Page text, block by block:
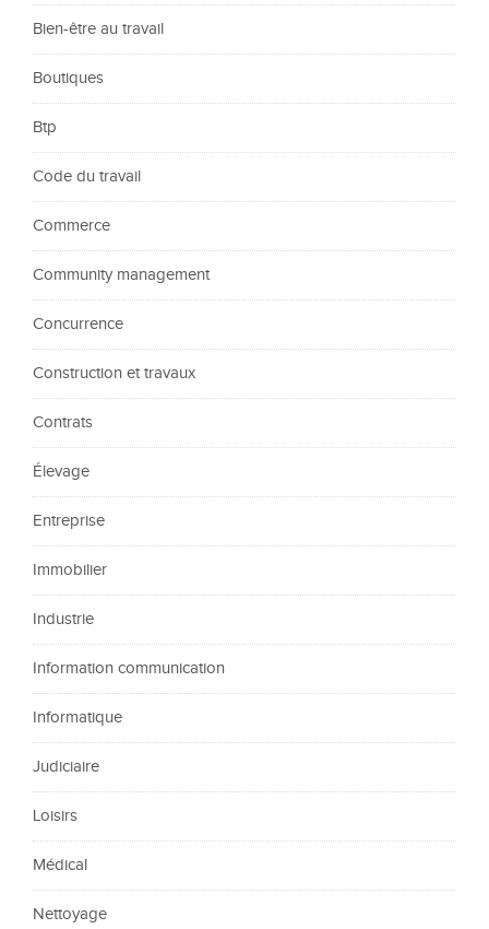
Bien-être au travail
Boutiques
Btp
Code du travail
Commerce
Community management
Concurrence
Construction et travaux
Contrats
Élevage
Entreprise
Immobilier
Industrie
Information communication
Informatique
Judiciaire
Loisirs
Médical
Nettoyage